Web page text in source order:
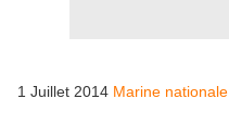
1 Juillet 2014 Marine nationale